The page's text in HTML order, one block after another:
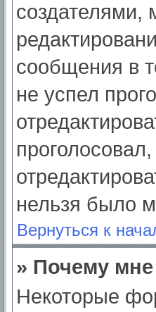
создателями,
сообщения в
не успел
нельзя было
Вернуться к
» Почему
Некоторые